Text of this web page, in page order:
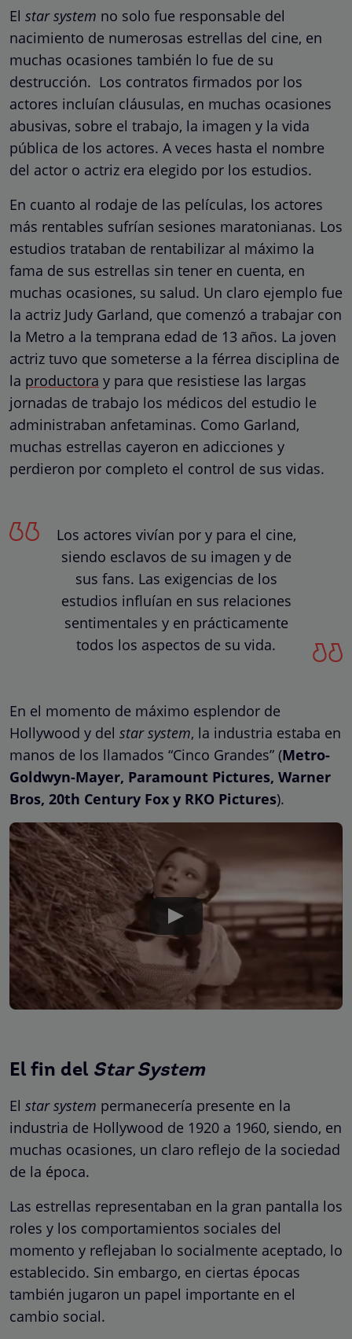
El star system no solo fue responsable del
nacimiento de numerosas estrellas del cine, en
muchas ocasiones también lo fue de su
destrucción. Los contratos firmados por los
actores incluían cláusulas, en muchas ocasiones
abusivas, sobre el trabajo, la imagen y la vida
pública de los actores. A veces hasta el nombre
del actor o actriz era elegido por los estudios.
En cuanto al rodaje de las películas, los actores
más rentables sufrían sesiones maratonianas. Los
estudios trataban de rentabilizar al máximo la
fama de sus estrellas sin tener en cuenta, en
muchas ocasiones, su salud. Un claro ejemplo fue
la actriz Judy Garland, que comenzó a trabajar con
la Metro a la temprana edad de 13 años. La joven
actriz tuvo que someterse a la férrea disciplina de
la productora y para que resistiese las largas
jornadas de trabajo los médicos del estudio le
administraban anfetaminas. Como Garland,
muchas estrellas cayeron en adicciones y
perdieron por completo el control de sus vidas.
Los actores vivían por y para el cine,
siendo esclavos de su imagen y de
sus fans. Las exigencias de los
estudios influían en sus relaciones
sentimentales y en prácticamente
todos los aspectos de su vida.
En el momento de máximo esplendor de
Hollywood y del star system, la industria estaba en
manos de los llamados “Cinco Grandes” (Metro-
Goldwyn-Mayer, Paramount Pictures, Warner
Bros, 20th Century Fox y RKO Pictures).
El fin del Star System
El star system permanecería presente en la
industria de Hollywood de 1920 a 1960, siendo, en
muchas ocasiones, un claro reflejo de la sociedad
de la época.
Las estrellas representaban en la gran pantalla los
roles y los comportamientos sociales del
momento y reflejaban lo socialmente aceptado, lo
establecido. Sin embargo, en ciertas épocas
también jugaron un papel importante en el
cambio social.